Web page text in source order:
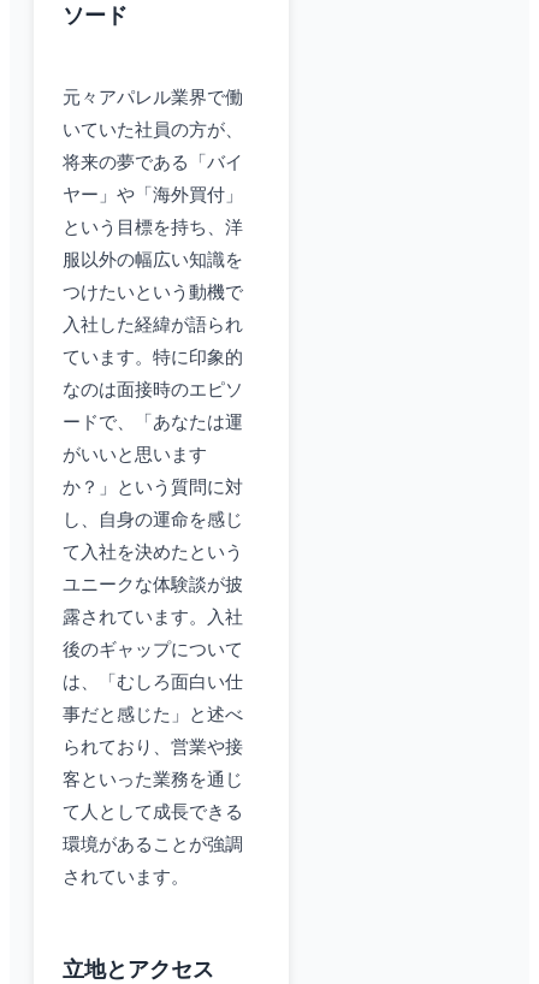
ソード
元々アパレル業界で働
いていた社員の方が、
将来の夢である「バイ
ヤー」や「海外買付」
という目標を持ち、洋
服以外の幅広い知識を
つけたいという動機で
入社した経緯が語られ
ています。特に印象的
なのは面接時のエピソ
ードで、「あなたは運
がいいと思います
か？」という質問に対
し、自身の運命を感じ
て入社を決めたという
ユニークな体験談が披
露されています。入社
後のギャップについて
は、「むしろ面白い仕
事だと感じた」と述べ
られており、営業や接
客といった業務を通じ
て人として成長できる
環境があることが強調
されています。
立地とアクセス